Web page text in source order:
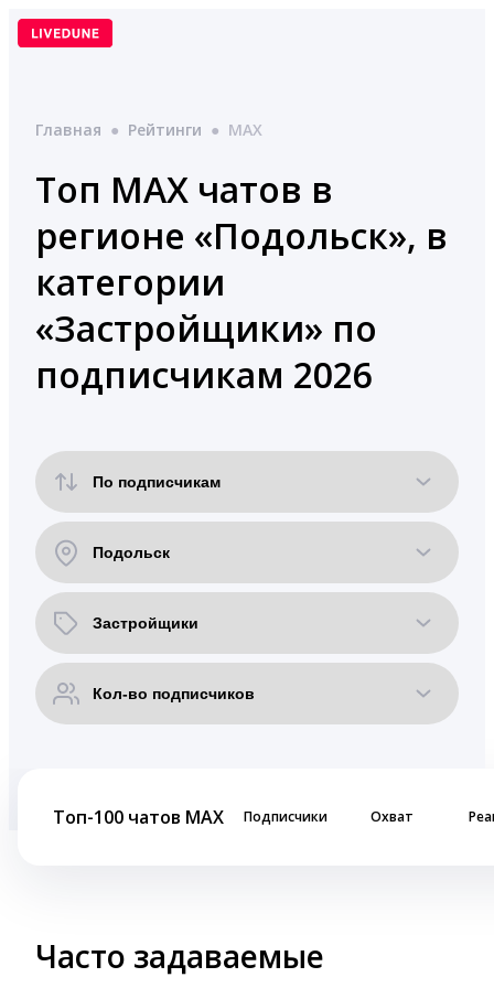
Перейти
Главная ● Рейтинги ● MAX
Топ MAX чатов в
регионе «Подольск», в
категории
«Застройщики» по
подписчикам 2026
Топ-100 чатов MAX Подписчики Охват
Часто задаваемые